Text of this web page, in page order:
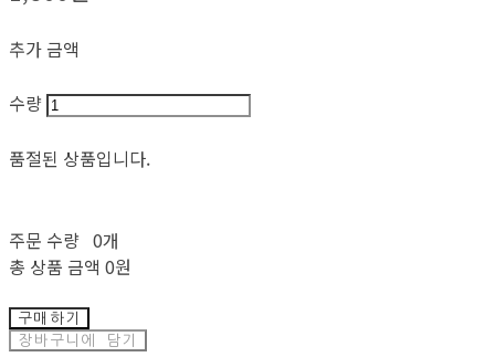
추가 금액
수량
품절된 상품입니다.
주문 수량 0개
총 상품 금액 0원
구매하기
장바구니에 담기